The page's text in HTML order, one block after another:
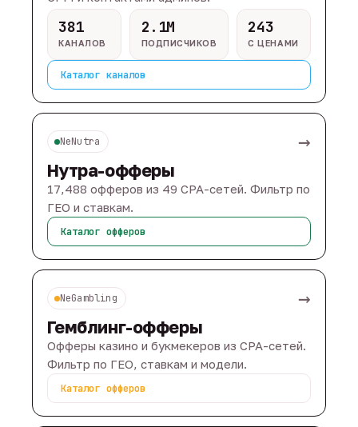
381
КАНАЛОВ
2.1M
ПОДПИСЧИКОВ
243
С ЦЕНАМИ
Каталог каналов
NeNutra →
Нутра-офферы
17,488 офферов из 49 CPA-сетей. Фильтр по
ГЕО и ставкам.
Каталог офферов
NeGambling →
Гемблинг-офферы
Офферы казино и букмекеров из CPA-сетей.
Фильтр по ГЕО, ставкам и модели.
Каталог офферов